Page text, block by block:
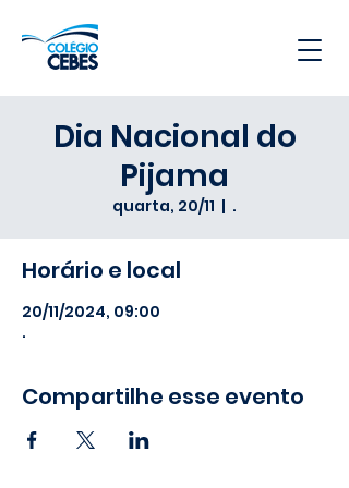
Dia Nacional do
Pijama
quarta, 20/11
  |
.
Horário e local
20/11/2024, 09:00
.
Compartilhe esse evento